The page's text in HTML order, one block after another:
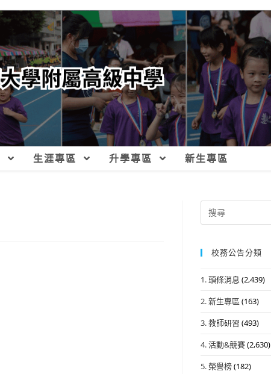
生涯專區 升學專區 新生專區
Search
for:
校務公告分類
1. 頭條消息 (2,439)
2. 新生專區 (163)
3. 教師研習 (493)
4. 活動&競賽(2,630)
5. 榮譽榜(182)